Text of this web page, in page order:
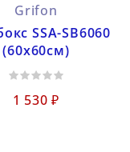
Grifon
SSA-SB6060
(60х60см)
1 530 ₽